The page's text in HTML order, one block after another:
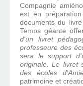
Compagnie
est en
documents du
Temps géante
d'un livret
professeure des
sera le support
originale. Le livret
des écoles
patrimoine et